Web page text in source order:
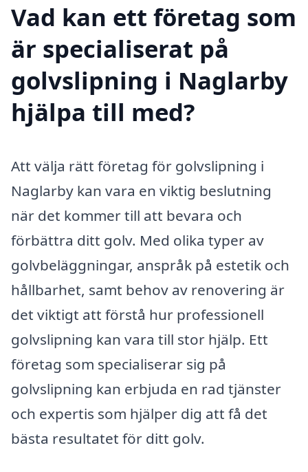
Vad kan ett företag som
är specialiserat på
golvslipning i Naglarby
hjälpa till med?
Att välja rätt företag för golvslipning i
Naglarby kan vara en viktig beslutning
när det kommer till att bevara och
förbättra ditt golv. Med olika typer av
golvbeläggningar, anspråk på estetik och
hållbarhet, samt behov av renovering är
det viktigt att förstå hur professionell
golvslipning kan vara till stor hjälp. Ett
företag som specialiserar sig på
golvslipning kan erbjuda en rad tjänster
och expertis som hjälper dig att få det
bästa resultatet för ditt golv.